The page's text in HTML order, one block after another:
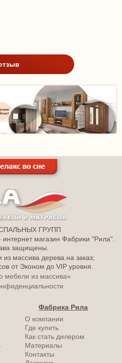
ГРУПП
магазин Фабрики "Рила".
защищены.
массива дерева на заказ;
от Эконом до VIP уровня.
мебели из массива»
Фабрика Рила
О компании
Где купить
Как стать дилером
Материалы
Контакты